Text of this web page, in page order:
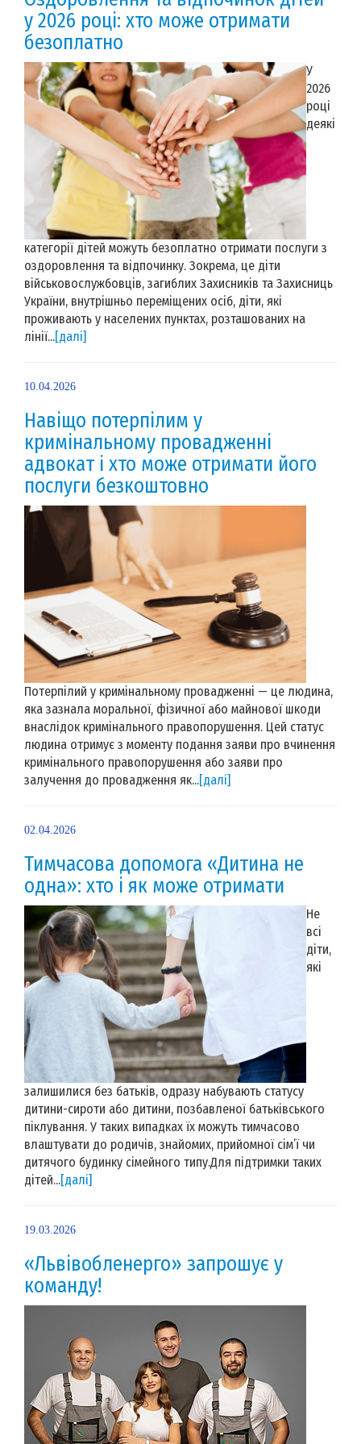
у 2026 році: хто може отримати
безоплатно
У
2026
році
деякі
категорії дітей можуть безоплатно отримати послуги з
оздоровлення та відпочинку. Зокрема, це діти
військовослужбовців, загиблих Захисників та Захисниць
України, внутрішньо переміщених осіб, діти, які
проживають у населених пунктах, розташованих на
лінії...[далі]
10.04.2026
Навіщо потерпілим у
кримінальному провадженні
адвокат і хто може отримати його
послуги безкоштовно
Потерпілий у кримінальному провадженні — це людина,
яка зазнала моральної, фізичної або майнової шкоди
внаслідок кримінального правопорушення. Цей статус
людина отримує з моменту подання заяви про вчинення
кримінального правопорушення або заяви про
залучення до провадження як...[далі]
02.04.2026
Тимчасова допомога «Дитина не
одна»: хто і як може отримати
Не
всі
діти,
які
залишилися без батьків, одразу набувають статусу
дитини-сироти або дитини, позбавленої батьківського
піклування. У таких випадках їх можуть тимчасово
влаштувати до родичів, знайомих, прийомної сім’ї чи
дитячого будинку сімейного типу.Для підтримки таких
дітей...[далі]
19.03.2026
«Львівобленерго» запрошує у
команду!